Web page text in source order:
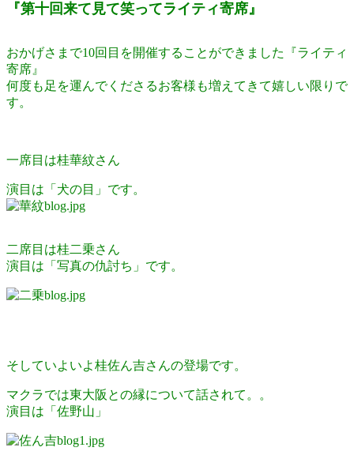
『第十回来て見て笑ってライティ寄席』
おかげさまで10回目を開催することができました『ライティ
寄席』
何度も足を運んでくださるお客様も増えてきて嬉しい限りで
す。
一席目は桂華紋さん
演目は「犬の目」です。
二席目は桂二乗さん
演目は「写真の仇討ち」です。
そしていよいよ桂佐ん吉さんの登場です。
マクラでは東大阪との縁について話されて。。
演目は「佐野山」